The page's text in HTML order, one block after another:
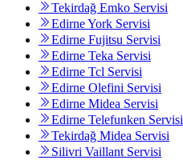
Tekirdağ Emko Servisi
Edirne York Servisi
Edirne Fujitsu Servisi
Edirne Teka Servisi
Edirne Tcl Servisi
Edirne Olefini Servisi
Edirne Midea Servisi
Edirne Telefunken Servisi
Tekirdağ Midea Servisi
Silivri Vaillant Servisi